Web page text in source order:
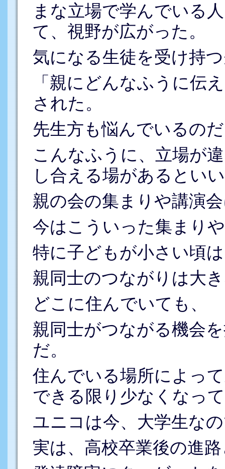
まな立場で学んでいる
て、視野が広がった。
気になる生徒を受け持
「親にどんなふうに伝
された。
先生方も悩んでいるの
こんなふうに、立場が
し合える場があるとい
親の会の集まりや講演
今はこういった集まり
特に子どもが小さい頃
親同士のつながりは大
どこに住んでいても、
親同士がつながる機会
だ。
住んでいる場所によっ
できる限り少なくなっ
ユニコは今、大学生な
実は、高校卒業後の進